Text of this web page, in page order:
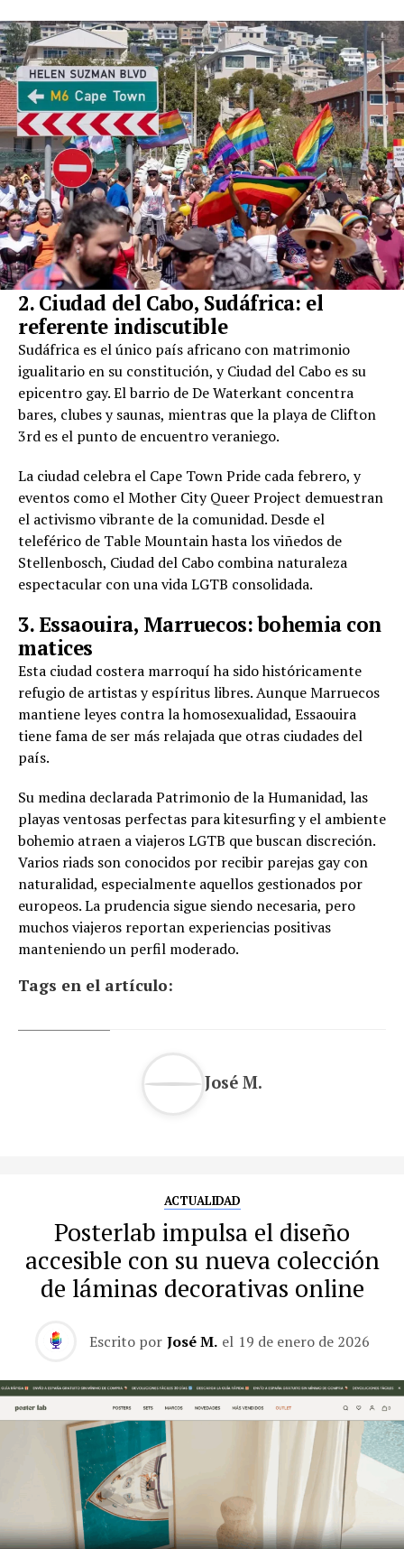
2. Ciudad del Cabo, Sudáfrica: el
referente indiscutible
Sudáfrica es el único país africano con matrimonio
igualitario en su constitución, y Ciudad del Cabo es su
epicentro gay. El barrio de De Waterkant concentra
bares, clubes y saunas, mientras que la playa de Clifton
3rd es el punto de encuentro veraniego.
La ciudad celebra el Cape Town Pride cada febrero, y
eventos como el Mother City Queer Project demuestran
el activismo vibrante de la comunidad. Desde el
teleférico de Table Mountain hasta los viñedos de
Stellenbosch, Ciudad del Cabo combina naturaleza
espectacular con una vida LGTB consolidada.
3. Essaouira, Marruecos: bohemia con
matices
Esta ciudad costera marroquí ha sido históricamente
refugio de artistas y espíritus libres. Aunque Marruecos
mantiene leyes contra la homosexualidad, Essaouira
tiene fama de ser más relajada que otras ciudades del
país.
Su medina declarada Patrimonio de la Humanidad, las
playas ventosas perfectas para kitesurfing y el ambiente
bohemio atraen a viajeros LGTB que buscan discreción.
Varios riads son conocidos por recibir parejas gay con
naturalidad, especialmente aquellos gestionados por
europeos. La prudencia sigue siendo necesaria, pero
muchos viajeros reportan experiencias positivas
manteniendo un perfil moderado.
Tags en el artículo:
José M.
ACTUALIDAD
Posterlab impulsa el diseño
accesible con su nueva colección
de láminas decorativas online
Escrito por José M. el 19 de enero de 2026